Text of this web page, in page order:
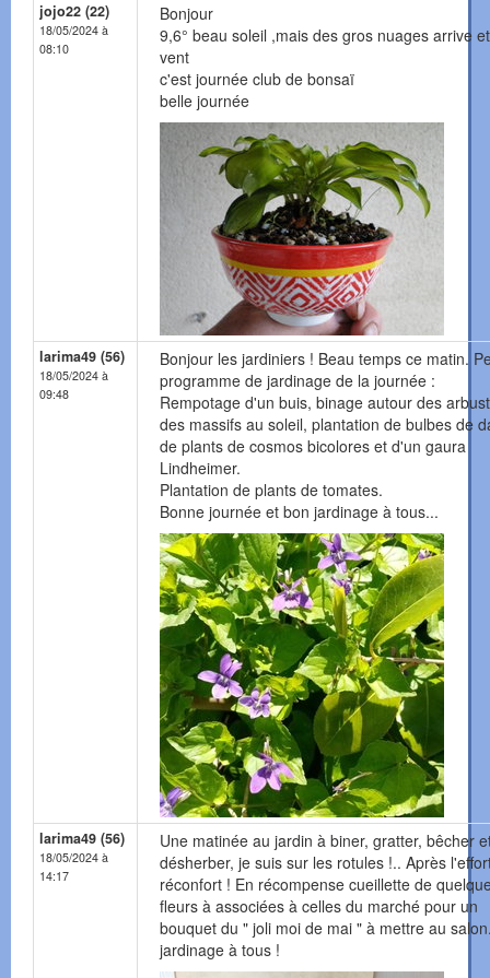
jojo22 (22)
18/05/2024 à
08:10
Bonjour
9,6° beau soleil ,mais des gros nuages arrive
vent
c'est journée club de bonsaï
belle journée
larima49 (56)
18/05/2024 à
09:48
Bonjour les jardiniers ! Beau temps ce matin.
programme de jardinage de la journée :
Rempotage d'un buis, binage autour des
des massifs au soleil, plantation de bulbes de
de plants de cosmos bicolores et d'un gaura
Lindheimer.
Plantation de plants de tomates.
Bonne journée et bon jardinage à tous...
larima49 (56)
18/05/2024 à
14:17
Une matinée au jardin à biner, gratter, bêcher
désherber, je suis sur les rotules !.. Après
réconfort ! En récompense cueillette de
fleurs à associées à celles du marché pour un
bouquet du " joli moi de mai " à mettre au
jardinage à tous !